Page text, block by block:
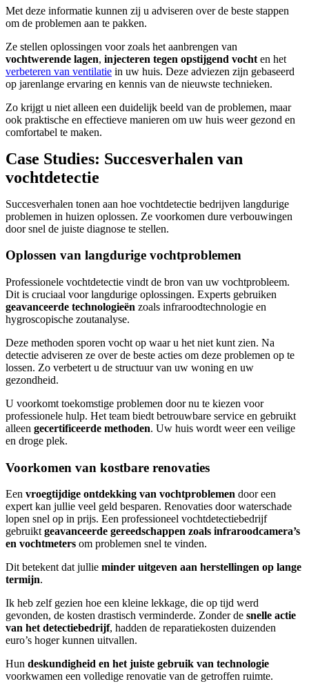
Met deze informatie kunnen zij u adviseren over de beste stappen
om de problemen aan te pakken.
Ze stellen oplossingen voor zoals het aanbrengen van
vochtwerende lagen, injecteren tegen opstijgend vocht en het
verbeteren van ventilatie in uw huis. Deze adviezen zijn gebaseerd
op jarenlange ervaring en kennis van de nieuwste technieken.
Zo krijgt u niet alleen een duidelijk beeld van de problemen, maar
ook praktische en effectieve manieren om uw huis weer gezond en
comfortabel te maken.
Case Studies: Succesverhalen van
vochtdetectie
Succesverhalen tonen aan hoe vochtdetectie bedrijven langdurige
problemen in huizen oplossen. Ze voorkomen dure verbouwingen
door snel de juiste diagnose te stellen.
Oplossen van langdurige vochtproblemen
Professionele vochtdetectie vindt de bron van uw vochtprobleem.
Dit is cruciaal voor langdurige oplossingen. Experts gebruiken
geavanceerde technologieën zoals infraroodtechnologie en
hygroscopische zoutanalyse.
Deze methoden sporen vocht op waar u het niet kunt zien. Na
detectie adviseren ze over de beste acties om deze problemen op te
lossen. Zo verbetert u de structuur van uw woning en uw
gezondheid.
U voorkomt toekomstige problemen door nu te kiezen voor
professionele hulp. Het team biedt betrouwbare service en gebruikt
alleen gecertificeerde methoden. Uw huis wordt weer een veilige
en droge plek.
Voorkomen van kostbare renovaties
Een vroegtijdige ontdekking van vochtproblemen door een
expert kan jullie veel geld besparen. Renovaties door waterschade
lopen snel op in prijs. Een professioneel vochtdetectiebedrijf
gebruiktgeavanceerde gereedschappen zoals infraroodcamera’s
en vochtmeters om problemen snel te vinden.
Dit betekent dat jullie minder uitgeven aan herstellingen op lange
termijn.
Ik heb zelf gezien hoe een kleine lekkage, die op tijd werd
gevonden, de kosten drastisch verminderde. Zonder de snelle actie
van het detectiebedrijf, hadden de reparatiekosten duizenden
euro’s hoger kunnen uitvallen.
Hun deskundigheid en het juiste gebruik van technologie
voorkwamen een volledige renovatie van de getroffen ruimte.